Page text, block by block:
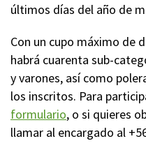
últimos días del año de
Con un cupo máximo de
habrá cuarenta sub-
y varones, así como
los inscritos. Para
formulario, o si quieres
llamar al encargado al